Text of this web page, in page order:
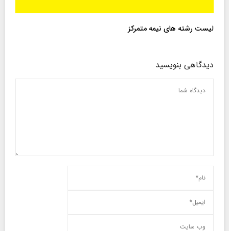
لیست رشته های نیمه متمرکز
دیدگاهی بنویسید